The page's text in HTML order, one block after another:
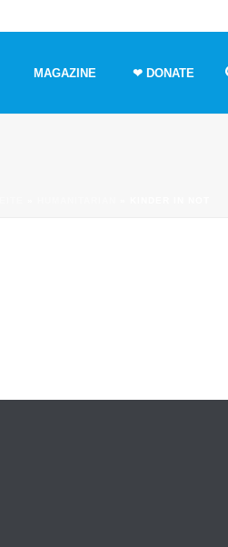
MAGAZINE ❤ DONATE